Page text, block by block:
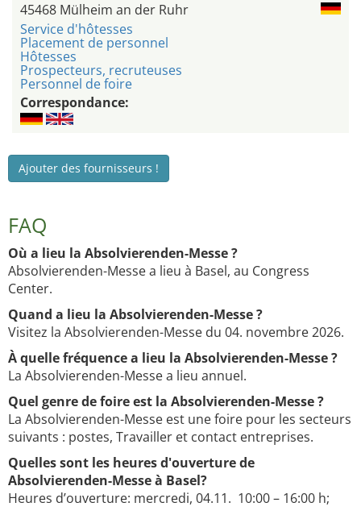
45468 Mülheim an der Ruhr
Service d'hôtesses
Placement de personnel
Hôtesses
Prospecteurs, recruteuses
Personnel de foire
Correspondance:
Ajouter des fournisseurs !
FAQ
Où a lieu la Absolvierenden-Messe ?
Absolvierenden-Messe a lieu à Basel, au Congress
Center.
Quand a lieu la Absolvierenden-Messe ?
Visitez la Absolvierenden-Messe du 04. novembre 2026.
À quelle fréquence a lieu la Absolvierenden-Messe ?
La Absolvierenden-Messe a lieu annuel.
Quel genre de foire est la Absolvierenden-Messe ?
La Absolvierenden-Messe est une foire pour les secteurs
suivants : postes, Travailler et contact entreprises.
Quelles sont les heures d'ouverture de
Absolvierenden-Messe à Basel?
Heures d’ouverture: mercredi, 04.11. 10:00 – 16:00 h;